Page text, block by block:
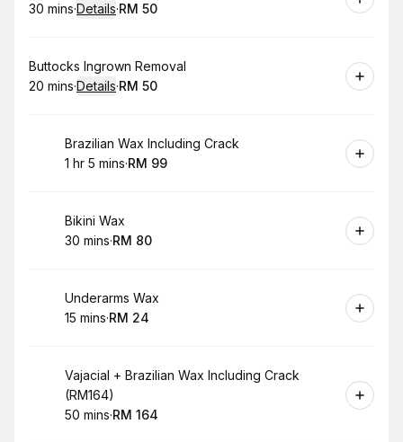
.Duration:
30 mins·Details·
.Price
RM 50
Book
Buttocks Ingrown Removal
.Duration:
20 mins·Details·
.Price
RM 50
Book
Brazilian Wax Including Crack
. Duration:
1 hr 5 mins·
.Price
RM 99
Book
Bikini Wax
.Duration
30 mins·
.Price
RM 80
Book
Underarms Wax
.Duration :
15 mins·
.Price
RM 24
Book
Vajacial + Brazilian Wax Including Crack
(RM164)
.Duration
50 mins·
.Price:
RM 164